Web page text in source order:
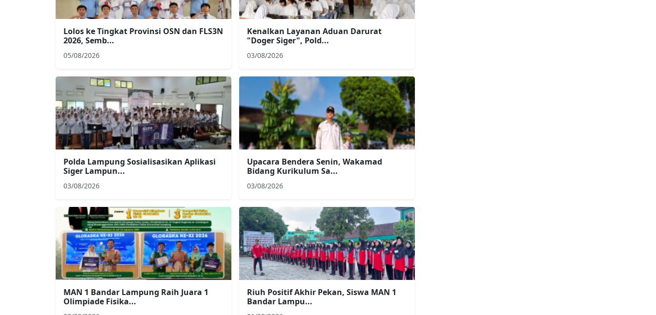
Lolos ke Tingkat Provinsi OSN dan FLS3N
2026, Semb...
05/08/2026
Kenalkan Layanan Aduan Darurat
"Doger Siger", Pold...
03/08/2026
Polda Lampung Sosialisasikan Aplikasi
Siger Lampun...
03/08/2026
Upacara Bendera Senin, Wakamad
Bidang Kurikulum Sa...
03/08/2026
MAN 1 Bandar Lampung Raih Juara 1
Olimpiade Fisika...
Riuh Positif Akhir Pekan, Siswa MAN 1
Bandar Lampu...